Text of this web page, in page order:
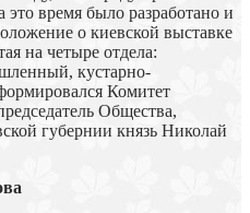
это время было разработано и
о киевской выставке
на четыре отдела:
кустарно-
Комитет
Общества,
губернии князь Николай